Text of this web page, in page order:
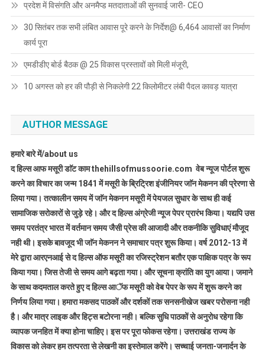
प्रदेश में विसंगति और अनमैप्ड मतदाताओं की सुनवाई जारी- CEO
30 सितंबर तक सभी लंबित आवास पूरे करने के निर्देश@ 6,464 आवासों का निर्माण
कार्य पूरा
एमडीडीए बोर्ड बैठक @ 25 विकास प्रस्तावों को मिली मंजूरी,
10 अगस्त को हर की पौड़ी से निकलेगी 22 किलोमीटर लंबी पैदल कावड़ यात्रा
AUTHOR MESSAGE
हमारे बारे में/about us
द हिल्स आफ मसूरी डाॅट काम thehillsofmussoorie.com वेब न्यूज पोर्टल शुरू
करने का विचार का जन्म 1841 में मसूरी के ब्रिट्रिश इंजीनियर जाॅन मेकनन की प्रेरणा से
लिया गया। तत्कालीन समय में जाॅन मेकनन मसूरी में पेयजल सुधार के साथ ही कई
सामाजिक सरोकारों से जुड़े रहे। और द हिल्स अंग्रेजी न्यूज पेपर प्रारंभ किया। यद्यपि उस
समय परतंत्र भारत में वर्तमान समय जैसी प्रेस की आजादी और तकनीकि सुविधाएं मौजूद
नही थी। इसके बावजूद भी जाॅन मेकनन ने समाचार पत्र शुरू किया। वर्ष 2012-13 में
मेरे द्वारा आरएनआई से द हिल्स ऑफ मसूरी का रजिस्ट्रेशन बतौर एक पाक्षिक पत्र के रूप
किया गया। जिस तेजी से समय आगे बढ़ता गया। और सूचना क्रांति का युग आया। जमाने
के साथ कदमताल करते हुए द हिल्स आॅफ मसूरी को वेब पेपर के रूप में शुरू करने का
निर्णय लिया गया। हमारा मकसद पाठकों और दर्शकों तक सनसनीखेज खबर परोसना नही
है। और मात्र लाइक और हिट्स बटोरना नही। बल्कि सुधि पाठकों से अनुरोध रहेगा कि
व्यापक जनहित में क्या होना चाहिए। इस पर पूरा फोकस रहेगा। उत्तराखंड राज्य के
विकास को लेकर हम तत्परता से लेखनी का इस्तेमाल करेंगे। सच्चाई जनता-जनार्दन के